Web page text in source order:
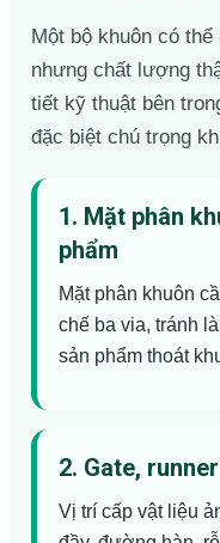
Một bộ khuôn có
nhưng chất lượng
tiết kỹ thuật bên
đặc biệt chú trọng
1. Mặt phân
phẩm
Mặt phân khuôn
chế ba via, tránh
sản phẩm thoát
2. Gate,
Vị trí cấp vật liệu